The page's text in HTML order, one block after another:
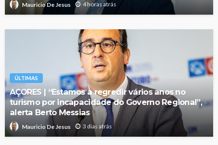
Mauricio De Jesus 4 horas atrás
ÚLTIMAS
AÇORES | “Estamos a regredir vários anos no
turismo por incapacidade do Governo Regional”,
alerta Berto Messias
Mauricio De Jesus 3 dias atrás